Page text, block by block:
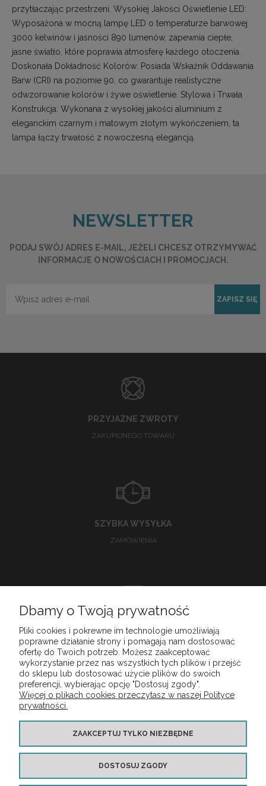
przytłaczając przestrzeni. Wysokiej Jakości Oświetlenie LED:
Wyposażona w mocną lampę LED o temperaturze barwowej
3000 kelwinów i jasności 890 lumenów, zapewnia ciepłe,
jasne światło, które poprawia atmosferę każdego otoczenia.
Doskonała Dokładność Kolorów: Posiada Wskaźnik Oddawania
Barw (CRI) na poziomie 90, co gwarantuje realistyczne
odwzorowanie kolorów i żywe oświetlenie. Stylowa i Trwała
Konstrukcja: Wykonana z wysokiej jakości aluminium z
eleganckim czarnym i matowym złotym wykończeniem, ta
lampa łączy trwałość z nowoczesną elegancją.
NEWSLETTER
PODAJ SWÓJ ADRES E-MAIL, JEŻELI CHCESZ OTRZYMYWAĆ
INFORMACJE O NOWOŚCIACH I PROMOCJACH.
ZAPISZ SIĘ
PRZYJAZNE ZWROTY
ZAKUPIONEGO TOWARU
SZYBKA WYSYŁKA
ZAMÓWIENIA
DOSKONAŁA
OBSŁUGA KLIENTA
MOJE KONTO
PŁATNOŚCI I DOSTAWA
INFORMACJE
Dbamy o Twoją prywatność
Pliki cookies i pokrewne im technologie umożliwiają
poprawne działanie strony i pomagają nam dostosować
ofertę do Twoich potrzeb. Możesz zaakceptować
wykorzystanie przez nas wszystkich tych plików i przejść
do sklepu lub dostosować użycie plików do swoich
preferencji, wybierając opcję "Dostosuj zgody".
Więcej o plikach cookies przeczytasz w naszej Polityce
prywatności.
ZAAKCEPTUJ TYLKO NIEZBĘDNE
DOSTOSUJ ZGODY